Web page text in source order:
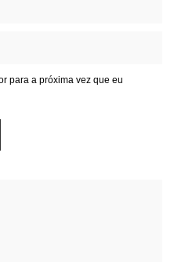
para a próxima vez que eu